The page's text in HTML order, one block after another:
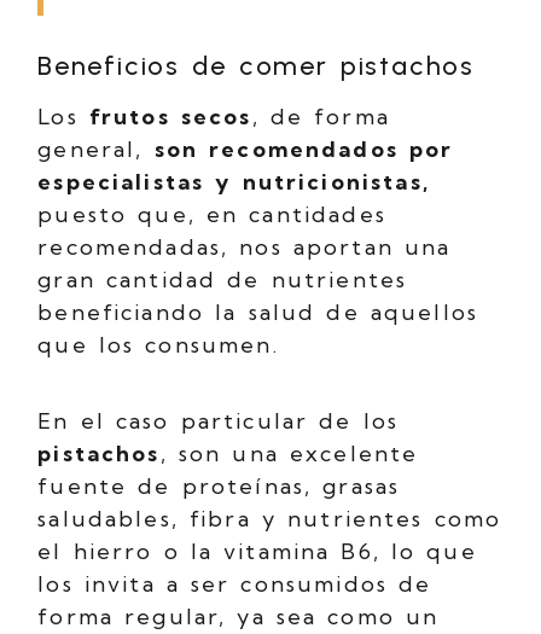
Beneficios de comer pistachos
Los frutos secos, de forma
general, son recomendados por
especialistas y nutricionistas,
puesto que, en cantidades
recomendadas, nos aportan una
gran cantidad de nutrientes
beneficiando la salud de aquellos
que los consumen.
En el caso particular de los
pistachos, son una excelente
fuente de proteínas, grasas
saludables, fibra y nutrientes como
el hierro o la vitamina B6, lo que
los invita a ser consumidos de
forma regular, ya sea como un